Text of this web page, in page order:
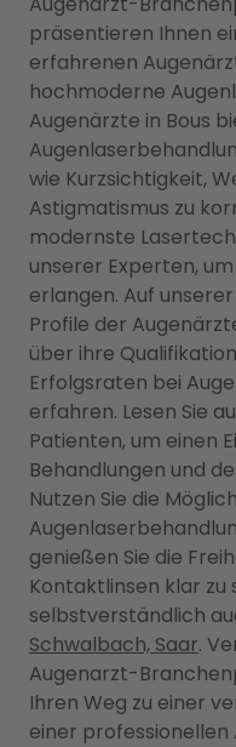
präsentieren Ihnen
erfahrenen
hochmoderne
Augenärzte in Bous
wie Kurzsichtigkeit,
Astigmatismus zu
modernste
unserer Experten,
erlangen. Auf
Profile der
über ihre
Erfolgsraten bei
erfahren. Lesen Sie
Patienten, um einen
Behandlungen und
Nutzen Sie die
genießen Sie die
Kontaktlinsen klar zu
selbstverständlich
Schwalbach, Saar.
Augenarzt-
Ihren Weg zu einer
einer professionellen